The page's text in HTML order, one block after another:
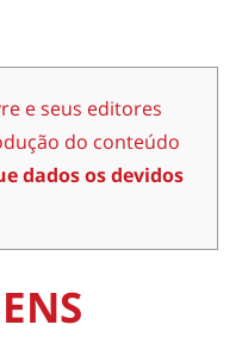
e seus editores
do conteúdo
dados os devidos